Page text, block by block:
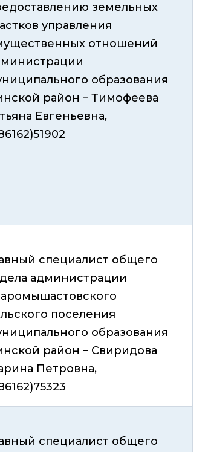
земельных
управления
отношений
образования
район – Тимофеева
Евгеньевна,
специалист общего
администрации
поселения
образования
район – Свиридова
Петровна,
специалист общего